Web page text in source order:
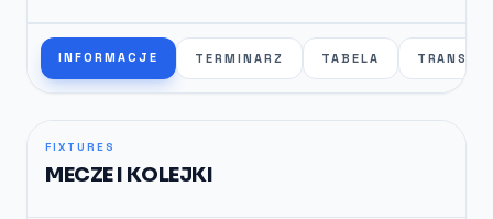
INFORMACJE TERMINARZ TABELA
FIXTURES
MECZE I KOLEJKI